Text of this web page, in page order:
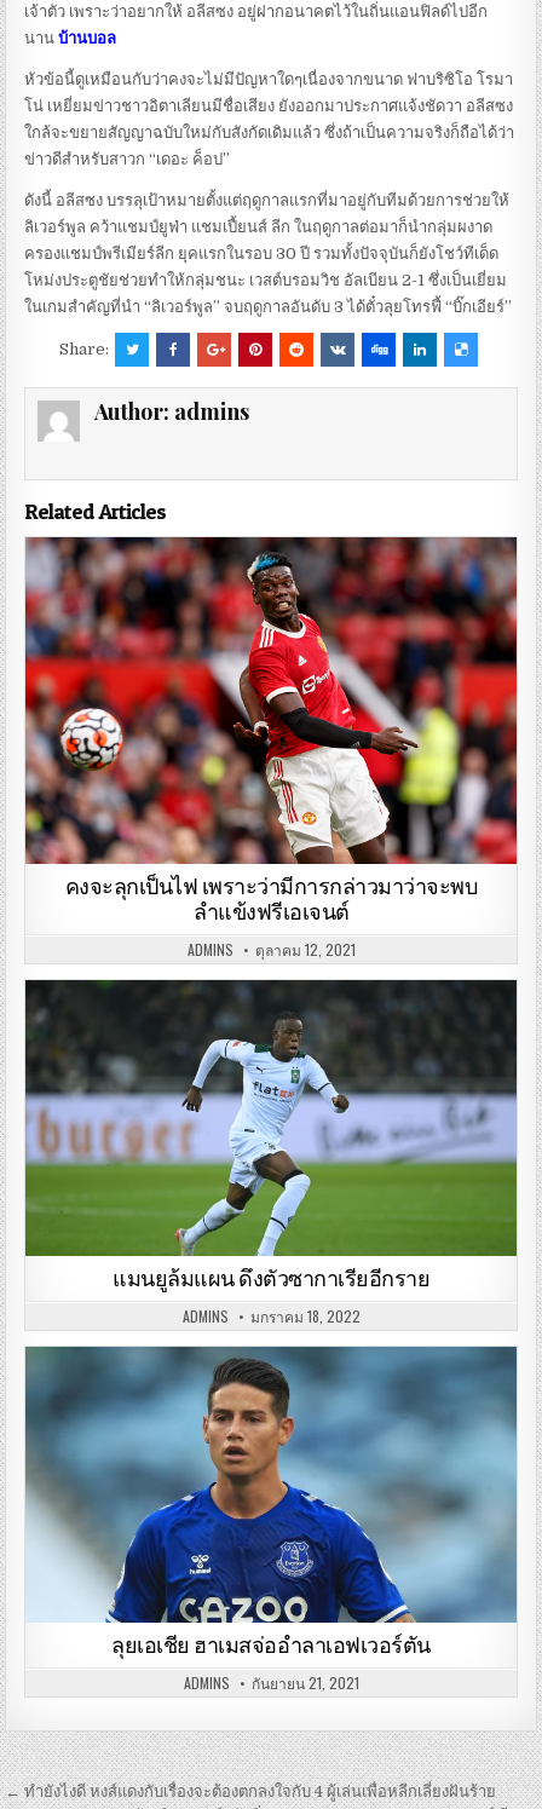
เจ้าตัว เพราะว่าอยากให้ อลีสซง อยู่ฝากอนาคตไว้ในถิ่นแอนฟิลด์ไปอีก
นานบ้านบอล
หัวข้อนี้ดูเหมือนกับว่าคงจะไม่มีปัญหาใดๆเนื่องจากขนาด ฟาบริซิโอ โรมา
โน่ เหยี่ยมข่าวชาวอิตาเลียนมีชื่อเสียง ยังออกมาประกาศแจ้งชัดวา อลีสซง
ใกล้จะขยายสัญญาฉบับใหม่กับสังกัดเดิมแล้ว ซึ่งถ้าเป็นความจริงก็ถือได้ว่า
ข่าวดีสำหรับสาวก “เดอะ ค็อป”
ดังนี้ อลีสซง บรรลุเป้าหมายตั้งแต่ฤดูกาลแรกที่มาอยู่กับทีมด้วยการช่วยให้
ลิเวอร์พูล คว้าแชมป์ยูฟ่า แชมเปี้ยนส์ ลีก ในฤดูกาลต่อมาก็นำกลุ่มผงาด
ครองแชมป์พรีเมียร์ลีก ยุคแรกในรอบ 30 ปี รวมทั้งปัจจุบันก็ยังโชว์ทีเด็ด
โหม่งประตูชัยช่วยทำให้กลุ่มชนะ เวสต์บรอมวิช อัลเบียน 2-1 ซึ่งเป็นเยี่ยม
ในเกมสำคัญที่นำ “ลิเวอร์พูล” จบฤดูกาลอันดับ 3 ได้ตั๋วลุยโทรฟี้ “บิ๊กเอียร์”
Share:
Author: admins
Related Articles
คงจะลุกเป็นไฟ เพราะว่ามีการกล่าวมาว่าจะพบ
ลำแข้งฟรีเอเจนต์
ADMINS ตุลาคม 12, 2021
แมนยูล้มแผน ดึงตัวซากาเรียอีกราย
ADMINS มกราคม 18, 2022
ลุยเอเชีย ฮาเมสจ่ออำลาเอฟเวอร์ตัน
ADMINS กันยายน 21, 2021
เมนู
← ทำยังไงดี หงส์แดงกับเรื่องจะต้องตกลงใจกับ 4 ผู้เล่นเพื่อหลีกเลี่ยงฝันร้าย